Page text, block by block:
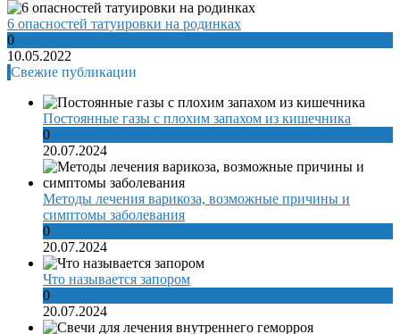
6 опасностей татуировки на родинках
0
10.05.2022
Свежие публикации
Постоянные газы с плохим запахом из кишечника
0
20.07.2024
Методы лечения варикоза, возможные причины и
симптомы заболевания
0
20.07.2024
Что называется запором
0
20.07.2024